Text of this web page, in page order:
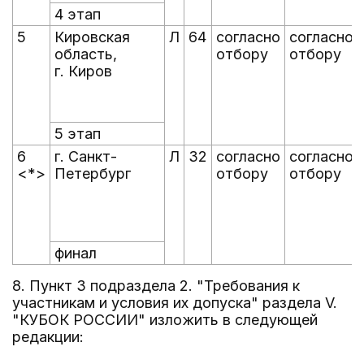
4 этап
5
Кировская
область,
г. Киров
Л 64
согласно
отбору
согласно
отбору
5 этап
6
<*>
г. Санкт-
Петербург
Л 32
согласно
отбору
согласно
отбору
финал
8. Пункт 3 подраздела 2. "Требования к
участникам и условия их допуска" раздела V.
"КУБОК РОССИИ" изложить в следующей
редакции: